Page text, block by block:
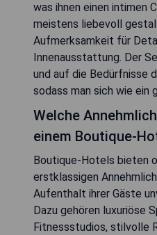
was ihnen einen intimen
meistens liebevoll
Aufmerksamkeit für
Innenausstattung. Der
und auf die Bedürfnisse
sodass man sich wie
Welche
einem Boutique-
Boutique-Hotels bieten
erstklassigen
Aufenthalt ihrer Gäste
Dazu gehören luxuriöse
Fitnessstudios, stilvolle